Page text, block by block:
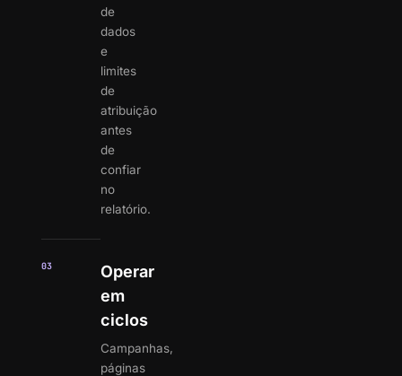
de
dados
e
limites
de
atribuição
antes
de
confiar
no
relatório.
03
Operar
em
ciclos
Campanhas,
páginas